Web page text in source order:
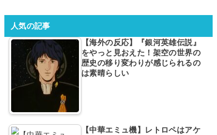
人気の記事
【海外の反応】『銀河英雄伝説』
をやっと見おえた！架空の世界の
歴史の移り変わりが感じられるの
は素晴らしい
【中華エミュ機】レトロペはアケ